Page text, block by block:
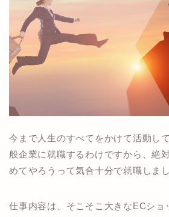
今まで人生のすべてをかけて活動し
般企業に就職するわけですから、絶
めてやろうって気合十分で就職しま
仕事内容は、そこそこ大きなECショ